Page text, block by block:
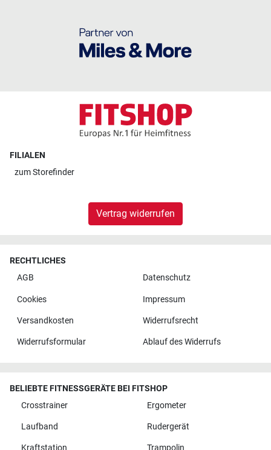
FILIALEN
zumStorefinder
Vertrag widerrufen
RECHTLICHES
AGB
Datenschutz
Cookies Impressum
Versandkosten Widerrufsrecht
Widerrufsformular Ablauf des Widerrufs
BELIEBTE FITNESSGERÄTE BEI FITSHOP
Crosstrainer
Ergometer
Laufband Rudergerät